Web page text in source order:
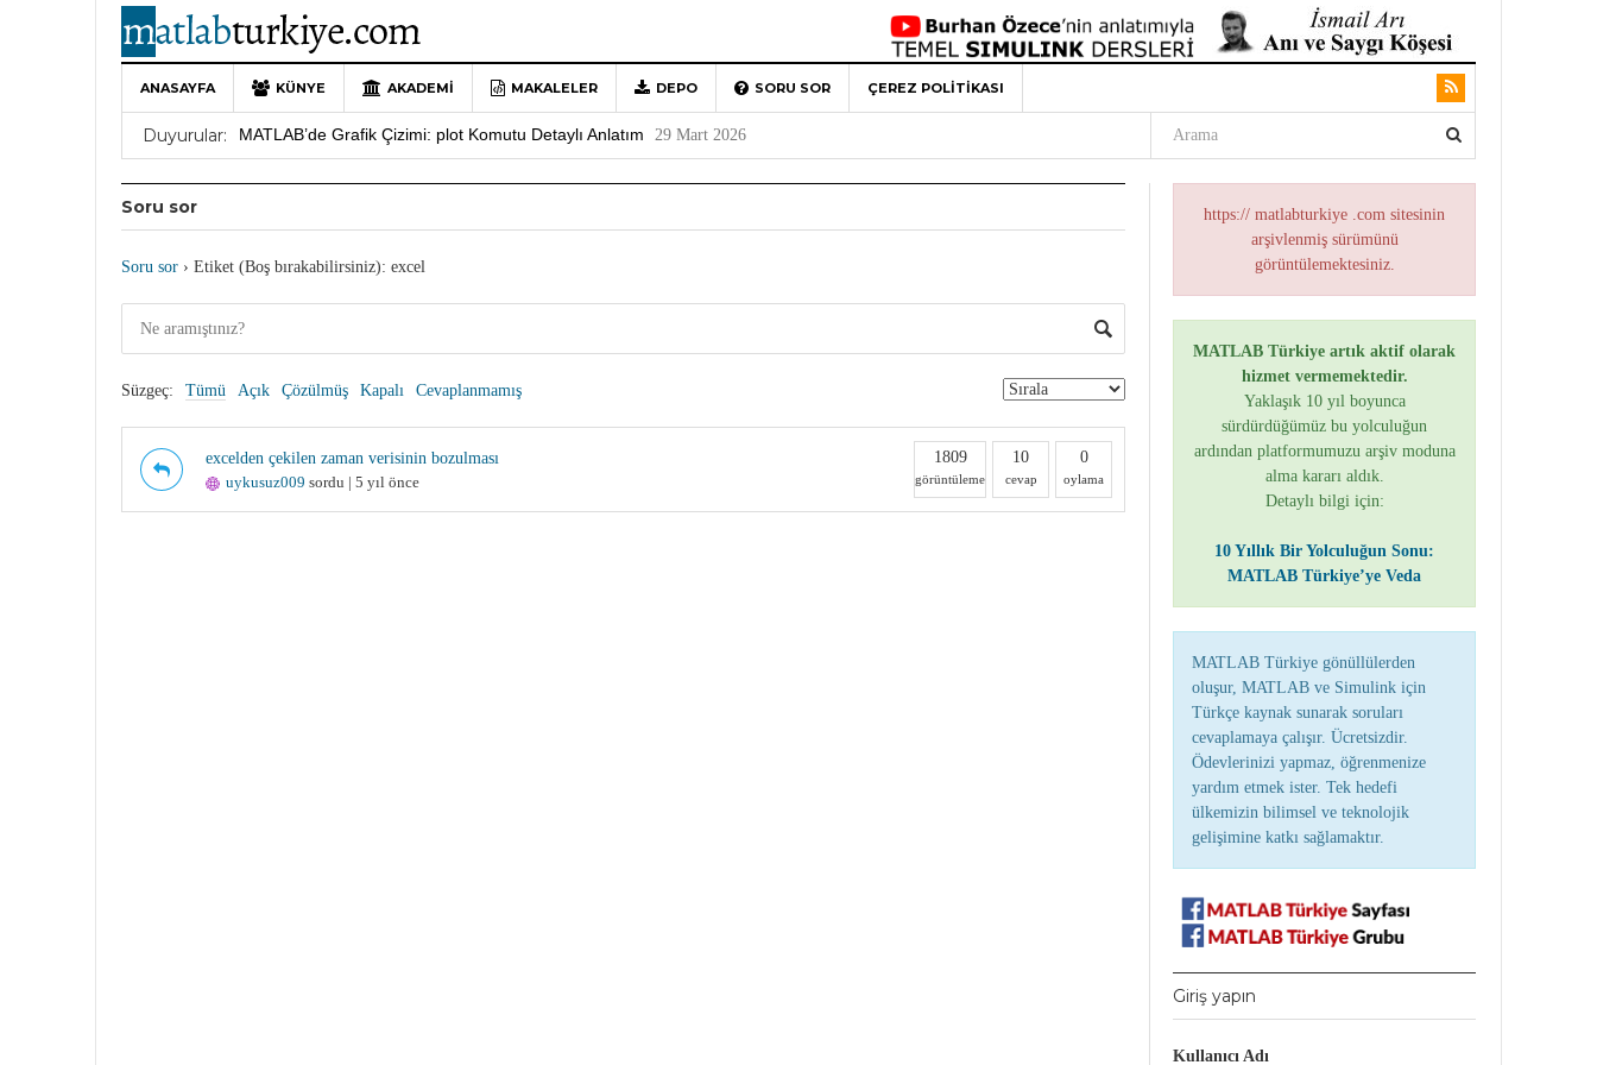
ANASAYFA KÜNYE AKADEMI MAKALELER DEPO SORU SOR ÇEREZ POLITIKASI
Duyurular:
10 Yıllık Bir Yolculuğun Sonu: MATLAB Türkiye’ye Veda 4 Mayıs 2026
MATLAB’de Grafik Çizimi: plot Komutu Detaylı Anlatım 29 Mart 2026
Soru sor
Soru sor › Etiket (Boş bırakabilirsiniz): excel
Süzgeç: Tümü Açık Çözülmüş Kapalı Cevaplanmamış
excelden çekilen zaman verisinin bozulması
uykusuz009 sordu | 5 yıl önce
1809
görüntüleme
10
cevap
0
oylama
https:// matlabturkiye .com sitesinin
arşivlenmiş sürümünü
görüntülemektesiniz.
MATLAB Türkiye artık aktif olarak
hizmet vermemektedir.
Yaklaşık 10 yıl boyunca
sürdürdüğümüz bu yolculuğun
ardından platformumuzu arşiv moduna
alma kararı aldık.
Detaylı bilgi için:
10 Yıllık Bir Yolculuğun Sonu:
MATLAB Türkiye’ye Veda
MATLAB Türkiye gönüllülerden
oluşur, MATLAB ve Simulink için
Türkçe kaynak sunarak soruları
cevaplamaya çalışır. Ücretsizdir.
Ödevlerinizi yapmaz, öğrenmenize
yardım etmek ister. Tek hedefi
ülkemizin bilimsel ve teknolojik
gelişimine katkı sağlamaktır.
Giriş yapın
Kullanıcı Adı